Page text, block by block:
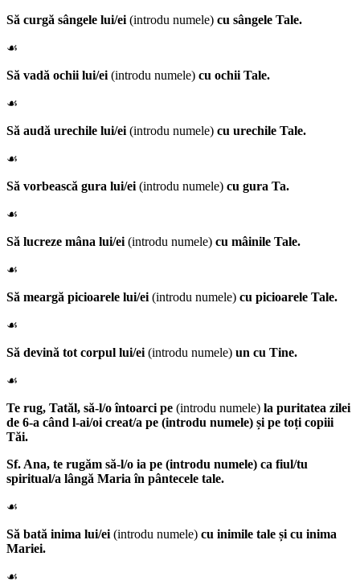
Să curgă sângele lui/ei (introdu numele) cu sângele Tale.
☙
Să vadă ochii lui/ei (introdu numele) cu ochii Tale.
☙
Să audă urechile lui/ei (introdu numele) cu urechile Tale.
☙
Să vorbească gura lui/ei (introdu numele) cu gura Ta.
☙
Să lucreze mâna lui/ei (introdu numele) cu mâinile Tale.
☙
Să meargă picioarele lui/ei (introdu numele) cu picioarele Tale.
☙
Să devină tot corpul lui/ei (introdu numele) un cu Tine.
☙
Te rug, Tatăl, să-l/o întoarci pe (introdu numele) la puritatea zilei
de 6-a când l-ai/oi creat/a pe (introdu numele) și pe toți copiii
Tăi.
Sf. Ana, te rugăm să-l/o ia pe (introdu numele) ca fiul/tu
spiritual/a lângă Maria în pântecele tale.
☙
Să bată inima lui/ei (introdu numele) cu inimile tale și cu inima
Mariei.
☙